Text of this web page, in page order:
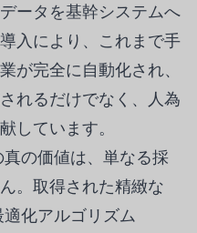
ータを基幹システムへ
入により、これまで手
が完全に自動化され、
れるだけでなく、人為
しています。
の価値は、単なる採
。取得された精緻な
化アルゴリズム